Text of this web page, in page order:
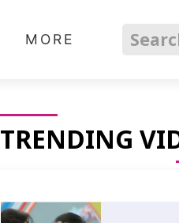
MORE
TRENDING